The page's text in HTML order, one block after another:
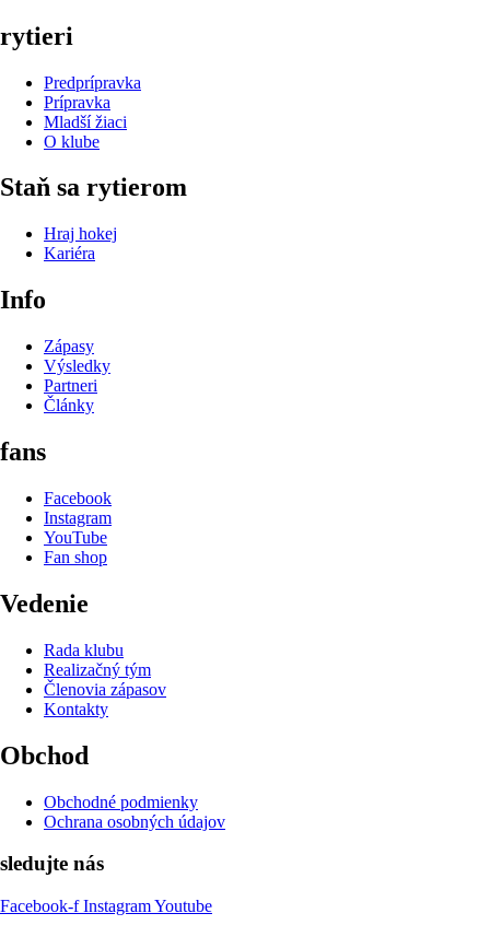
rytieri
Predprípravka
Prípravka
Mladší žiaci
O klube
Staň sa rytierom
Hraj hokej
Kariéra
Info
Zápasy
Výsledky
Partneri
Články
fans
Facebook
Instagram
YouTube
Fan shop
Vedenie
Rada klubu
Realizačný tým
Členovia zápasov
Kontakty
Obchod
Obchodné podmienky
Ochrana osobných údajov
sledujte nás
Facebook-f InstagramYoutube